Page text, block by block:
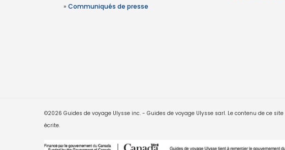
» Communiqués de presse
©2026 Guides de voyage Ulysse inc. - Guides de voyage Ulysse sarl. Le contenu de ce
écrite.